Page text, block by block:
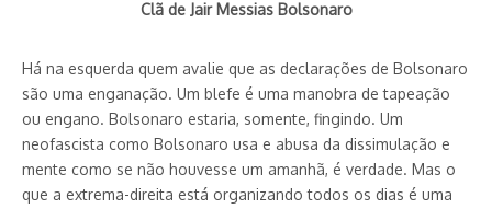
Clã de Jair Messias Bolsonaro
Há na esquerda quem avalie que as declarações de Bolsonaro
são uma enganação. Um blefe é uma manobra de tapeação
ou engano. Bolsonaro estaria, somente, fingindo. Um
neofascista como Bolsonaro usa e abusa da dissimulação e
mente como se não houvesse um amanhã, é verdade. Mas o
que a extrema-direita está organizando todos os dias é uma